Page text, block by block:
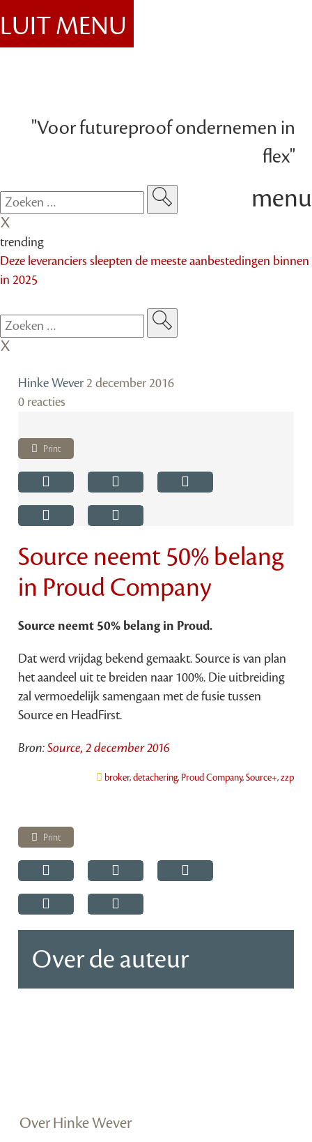
"Voor futureproof ondernemen in
flex"
MENU
menu
trending
Deze leveranciers sleepten de meeste aanbestedingen binnen
in 2025
Hinke Wever 2 december 2016
0 reacties
Print
Source neemt 50% belang
in Proud Company
Source neemt 50% belang in Proud.
Dat werd vrijdag bekend gemaakt. Source is van plan
het aandeel uit te breiden naar 100%. Die uitbreiding
zal vermoedelijk samengaan met de fusie tussen
Source en HeadFirst.
Bron:Source, 2 december 2016
broker,detachering, Proud Company,Source+,zzp
Print
Over de auteur
Over Hinke Wever